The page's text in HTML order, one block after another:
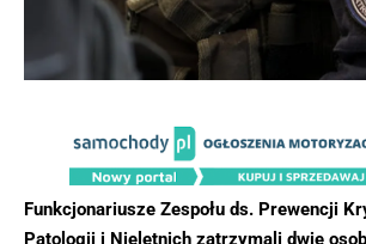
Funkcjonariusze Zespołu ds. Prewencji
Patologii i Nieletnich zatrzymali dwie